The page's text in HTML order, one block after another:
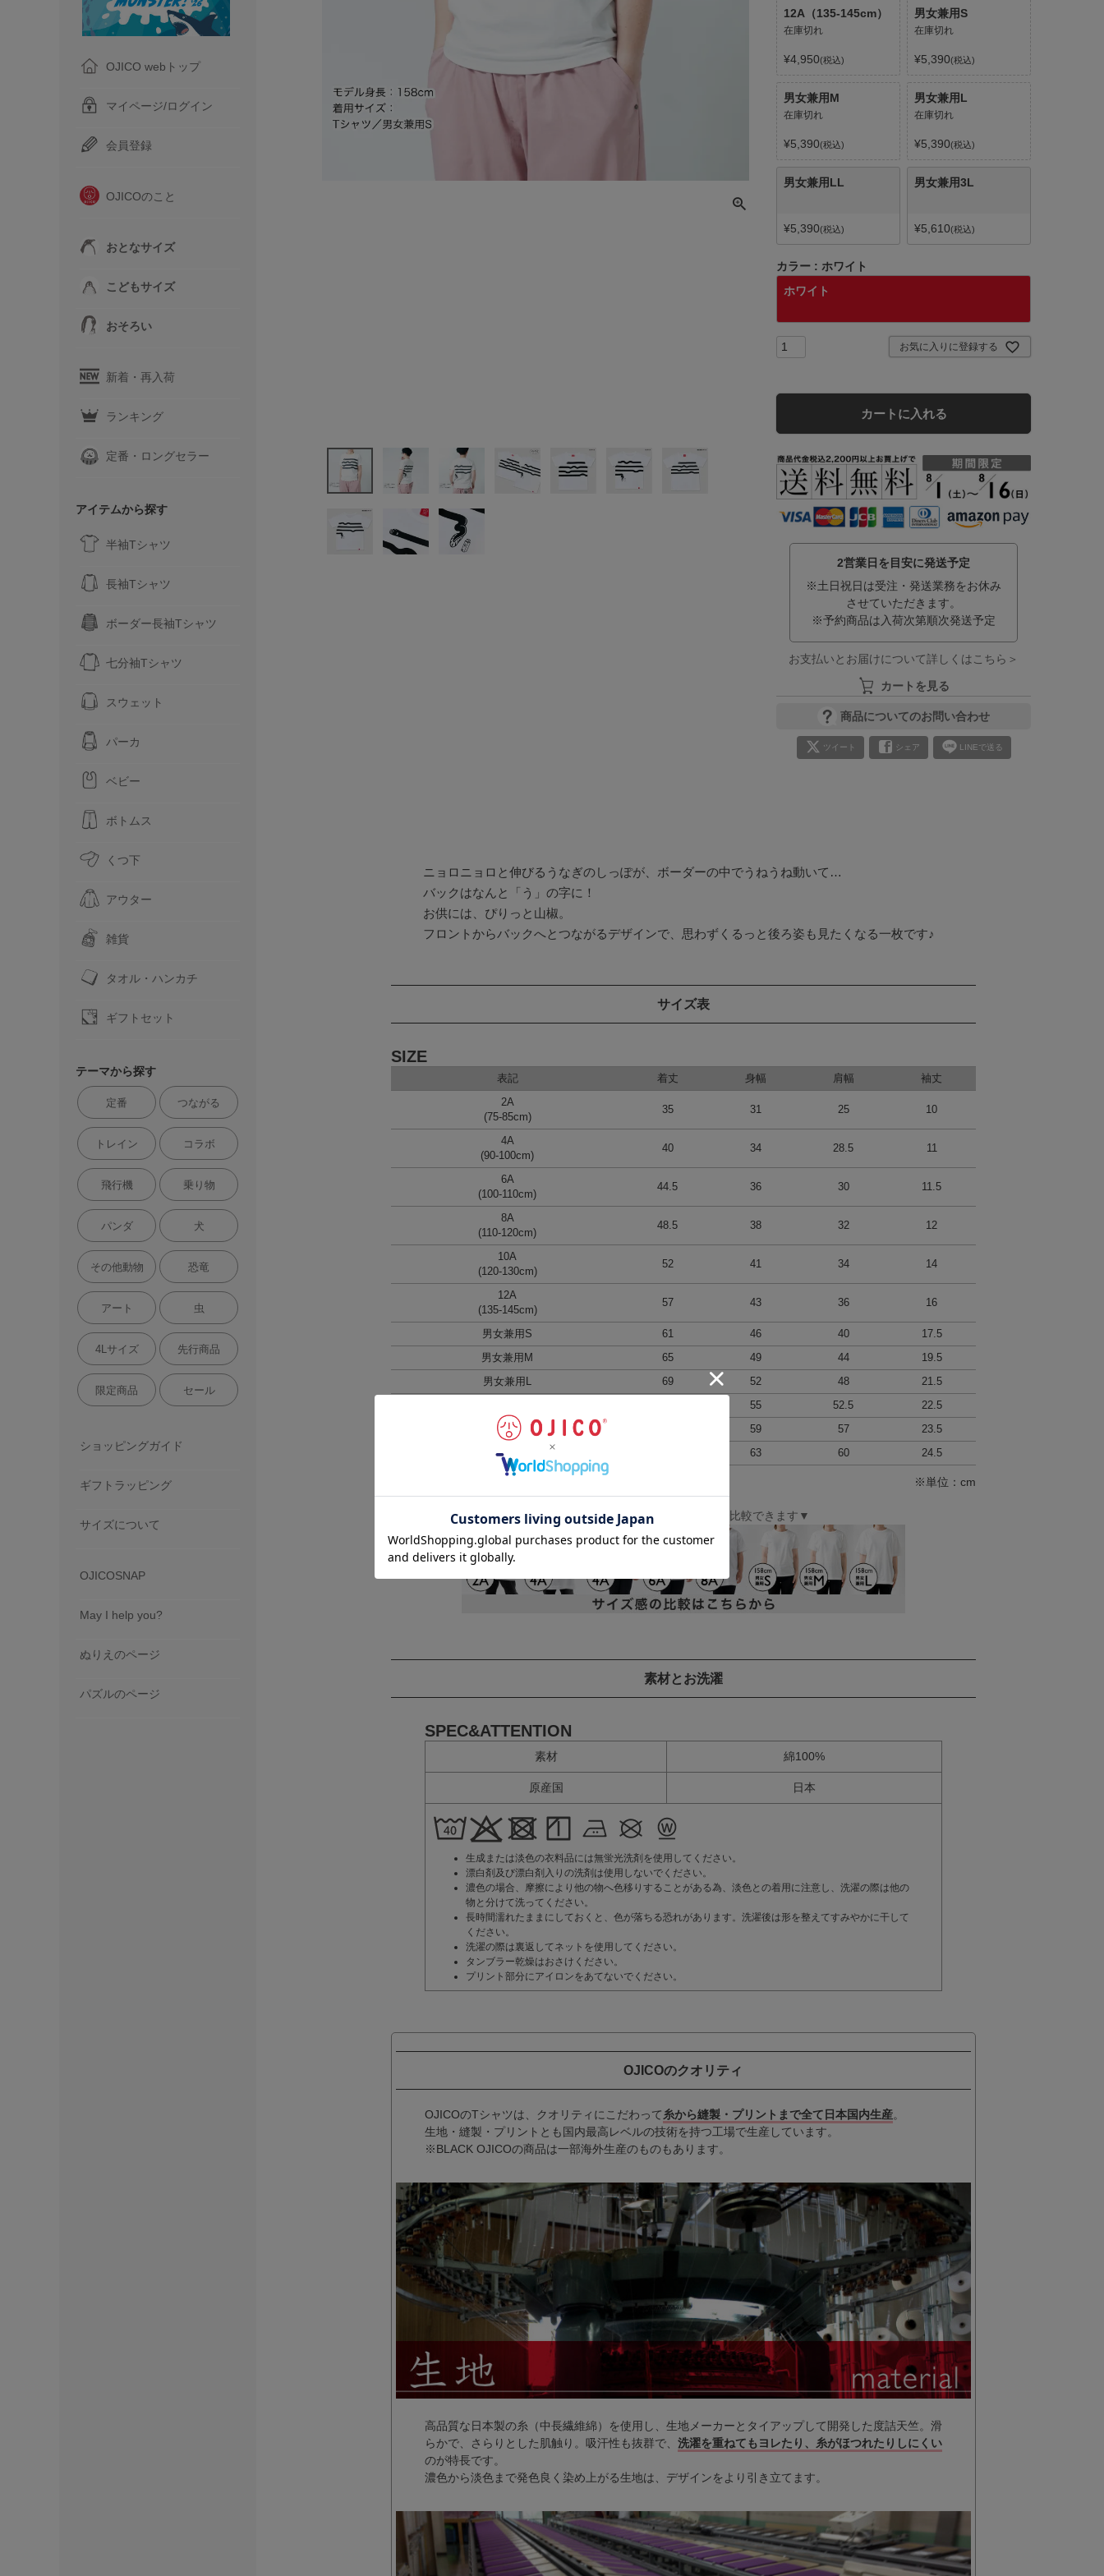
OJICO webトップ
マイページ/ログイン
会員登録
OJICOのこと
おとなサイズ
こどもサイズ
おそろい
新着・再入荷
ランキング
定番・ロングセラー
アイテムから探す
半袖Tシャツ
長袖Tシャツ
ボーダー長袖Tシャツ
七分袖Tシャツ
スウェット
パーカ
ベビー
ボトムス
くつ下
アウター
雑貨
タオル・ハンカチ
ギフトセット
テーマから探す
定番 つながる
トレイン コラボ
飛行機 乗り物
パンダ 犬
その他動物 恐竜
アート 虫
4Lサイズ 先行商品
限定商品 セール
ショッピングガイド
ギフトラッピング
サイズについて
OJICOSNAP
May I help you?
ぬりえのページ
パズルのページ
12A（135-145cm）
在庫切れ
¥4,950 税込
男女兼用S
在庫切れ
¥5,390 税込
男女兼用M
在庫切れ
¥5,390 税込
男女兼用L
在庫切れ
¥5,390 税込
男女兼用LL
¥5,390 税込
男女兼用3L
¥5,610 税込
カラー
ホワイト
ホワイト
お気に入りに登録する
カートに入れる
2営業日を目安に発送予定
※土日祝日は受注・発送業務をお休み
させていただきます。
※予約商品は入荷次第順次発送予定
お支払いとお届けについて詳しくはこちら＞
カートを見る
商品についてのお問い合わせ
ツイート シェア LINEで送る
ニョロニョロと伸びるうなぎのしっぽが、ボーダーの中でうねうね動いて…
バックはなんと「う」の字に！
お供には、ぴりっと山椒。
サイズ表
SIZE
表記 着丈 身幅 肩幅 袖丈
2A
(75-85cm)
35 31 25 10
4A
(90-100cm)
40 34 28.5 11
6A
(100-110cm)
44.5 36 30 11.5
8A
(110-120cm)
48.5 38 32 12
10A
(120-130cm)
52 41 34 14
12A
(135-145cm)
57 43 36 16
男女兼用S 61 46 40 17.5
男女兼用M 65 49 44 19.5
男女兼用L 69 52 48 21.5
55 52.5 22.5
男女兼用3L 59 57 23.5
男女兼用4L 63 60 24.5
※単位：cm
▼各身長ごとのサイズ感を写真で比較できます▼
素材とお洗濯
SPEC&ATTENTION
素材 綿100%
原産国 日本
生成または淡色の衣料品には無蛍光洗剤を使用してください。
漂白剤及び漂白剤入りの洗剤は使用しないでください。
濃色の場合、摩擦により他の物へ色移りすることがある為、淡色との着用に注意し、洗濯の際は他の
物と分けて洗ってください。
長時間濡れたままにしておくと、色が落ちる恐れがあります。洗濯後は形を整えてすみやかに干して
ください。
洗濯の際は裏返してネットを使用してください。
タンブラー乾燥はおさけください。
プリント部分にアイロンをあてないでください。
OJICOのクオリティ
OJICOのTシャツは、クオリティにこだわって 糸から縫製・プリントまで全て日本国内生産。
生地・縫製・プリントとも国内最高レベルの技術を持つ工場で生産しています。
※BLACK OJICOの商品は一部海外生産のものもあります。
高品質な日本製の糸（中長繊維綿）を使用し、生地メーカーとタイアップして開発した度詰天竺。滑
らかで、さらりとした肌触り。吸汗性も抜群で、 洗濯を重ねてもヨレたり、糸がほつれたりしにくい
のが特長です。
濃色から淡色まで発色良く染め上がる生地は、デザインをより引き立てます。